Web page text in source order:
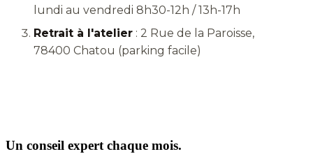
lundi au vendredi 8h30-12h / 13h-17h
Retrait à l'atelier : 2 Rue de la Paroisse,
78400 Chatou (parking facile)
Un conseil expert chaque mois.